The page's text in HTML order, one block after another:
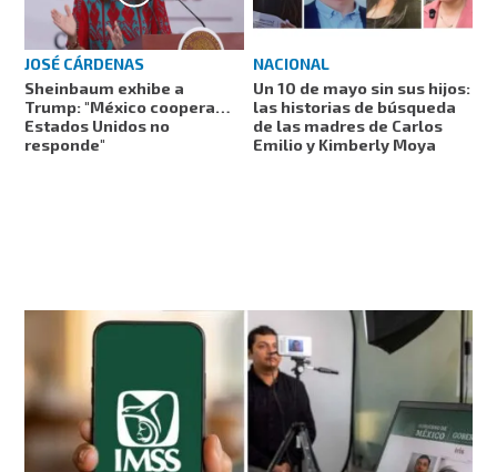
JOSÉ CÁRDENAS
Sheinbaum exhibe a
Trump: "México coopera…
Estados Unidos no
responde"
NACIONAL
Un 10 de mayo sin sus hijos:
las historias de búsqueda
de las madres de Carlos
Emilio y Kimberly Moya